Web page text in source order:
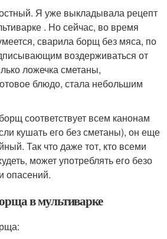
Я уже выкладывала рецепт
. Но сейчас, во время
сварила борщ без мяса, по
воздерживаться от
ложечка сметаны,
блюдо, стала небольшим
соответствует всем канонам
кушать его без сметаны), он еще
Так что даже тот, кто всеми
может употреблять его безо
опасений.
в мультиварке